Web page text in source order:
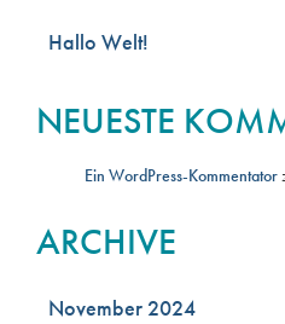
Hallo Welt!
NEUESTE
Ein WordPress-Kommentator
ARCHIVE
November 2024